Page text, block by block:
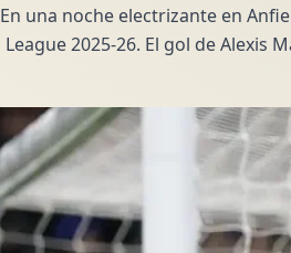
En una noche electrizante en
League 2025-26. El gol de